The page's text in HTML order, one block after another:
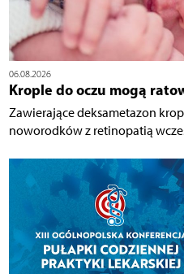
06.08.2026
Krople do oczu mogą
Zawierające deksametazon
noworodków z retinopatią